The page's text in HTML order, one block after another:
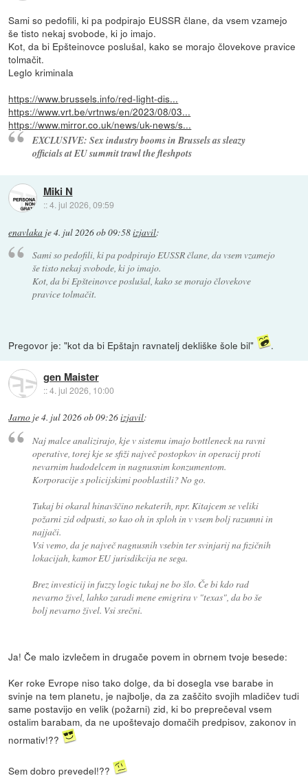
Sami so pedofili, ki pa podpirajo EUSSR člane, da vsem vzamejo
še tisto nekaj svobode, ki jo imajo.
Kot, da bi Epšteinovce poslušal, kako se morajo človekove pravice
tolmačit.
Leglo kriminala
https://www.brussels.info/red-light-dis...
https://www.vrt.be/vrtnws/en/2023/08/03...
https://www.mirror.co.uk/news/uk-news/s...
EXCLUSIVE: Sex industry booms in Brussels as sleazy
officials at EU summit trawl the fleshpots
Miki N
::4. jul 2026, 09:59
enavlaka je4. jul 2026 ob 09:58izjavil:
Sami so pedofili, ki pa podpirajo EUSSR člane, da vsem vzamejo
še tisto nekaj svobode, ki jo imajo.
Kot, da bi Epšteinovce poslušal, kako se morajo človekove
pravice tolmačit.
Pregovor je: "kot da bi Epštajn ravnatelj dekliške šole bil" .
gen Maister
::4. jul 2026, 10:00
Jarno je4. jul 2026 ob 09:26izjavil:
Naj malce analizirajo, kje v sistemu imajo bottleneck na ravni
operative, torej kje se sfiži največ postopkov in operacij proti
nevarnim hudodelcem in nagnusnim konzumentom.
Korporacije s policijskimi pooblastili? No go.
Tukaj bi okaral hinavščino nekaterih, npr. Kitajcem se veliki
požarni zid odpusti, so kao oh in sploh in v vsem bolj razumni in
najjači.
Vsi vemo, da je največ nagnusnih vsebin ter svinjarij na fizičnih
lokacijah, kamor EU jurisdikcija ne sega.
Brez investicij in fuzzy logic tukaj ne bo šlo. Če bi kdo rad
nevarno živel, lahko zaradi mene emigrira v "texas", da bo še
bolj nevarno živel. Vsi srečni.
Ja! Če malo izvlečem in drugače povem in obrnem tvoje besede:
Ker roke Evrope niso tako dolge, da bi dosegla vse barabe in
svinje na tem planetu, je najbolje, da za zaščito svojih mladičev tudi
same postavijo en velik (požarni) zid, ki bo preprečeval vsem
ostalim barabam, da ne upoštevajo domačih predpisov, zakonov in
normativ!??
Sem dobro prevedel!??